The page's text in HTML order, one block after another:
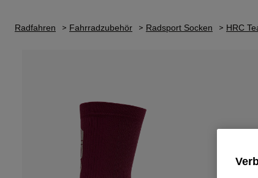
Radfahren Fahrradzubehör Radsport Socken HRC